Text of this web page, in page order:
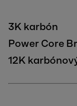
3K karbón
Power Core
12K